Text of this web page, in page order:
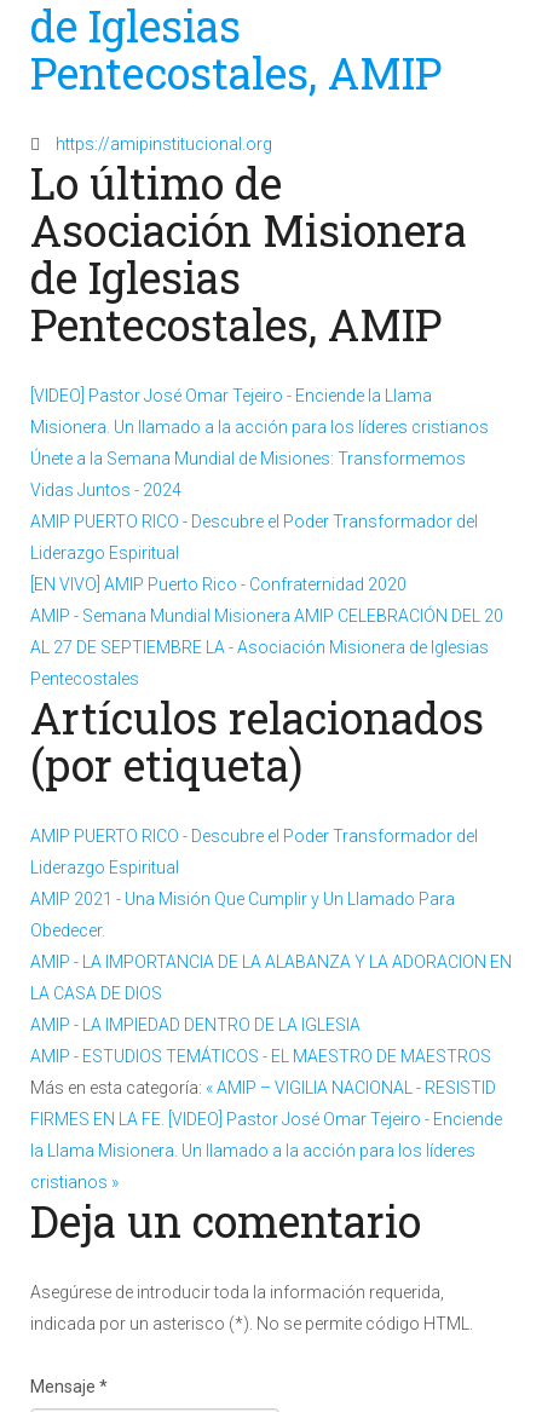
de Iglesias
Pentecostales, AMIP
https://amipinstitucional.org
Lo último de
Asociación Misionera
de Iglesias
Pentecostales, AMIP
[VIDEO] Pastor José Omar Tejeiro - Enciende la Llama
Misionera. Un llamado a la acción para los líderes cristianos
Únete a la Semana Mundial de Misiones: Transformemos
Vidas Juntos - 2024
AMIP PUERTO RICO - Descubre el Poder Transformador del
Liderazgo Espiritual
[EN VIVO] AMIP Puerto Rico - Confraternidad 2020
AMIP - Semana Mundial Misionera AMIP CELEBRACIÓN DEL 20
AL 27 DE SEPTIEMBRE LA - Asociación Misionera de Iglesias
Pentecostales
Artículos relacionados
(por etiqueta)
AMIP PUERTO RICO - Descubre el Poder Transformador del
Liderazgo Espiritual
AMIP 2021 - Una Misión Que Cumplir y Un Llamado Para
Obedecer.
AMIP - LA IMPORTANCIA DE LA ALABANZA Y LA ADORACION EN
LA CASA DE DIOS
AMIP - LA IMPIEDAD DENTRO DE LA IGLESIA
AMIP - ESTUDIOS TEMÁTICOS - EL MAESTRO DE MAESTROS
Más en esta categoría: « AMIP – VIGILIA NACIONAL - RESISTID
FIRMES EN LA FE. [VIDEO] Pastor José Omar Tejeiro - Enciende
la Llama Misionera. Un llamado a la acción para los líderes
cristianos »
Deja un comentario
Asegúrese de introducir toda la información requerida,
indicada por un asterisco (*). No se permite código HTML.
Mensaje *